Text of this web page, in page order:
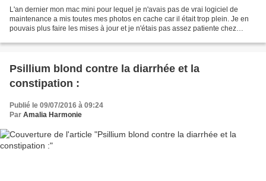
L'an dernier mon mac mini pour lequel je n'avais pas de vrai logiciel de
maintenance a mis toutes mes photos en cache car il était trop plein. Je en
pouvais plus faire les mises à jour et je n'étais pas assez patiente chez
Psillium blond contre la diarrhée et la
constipation :
Publié le 09/07/2016 à 09:24
Par Amalia Harmonie